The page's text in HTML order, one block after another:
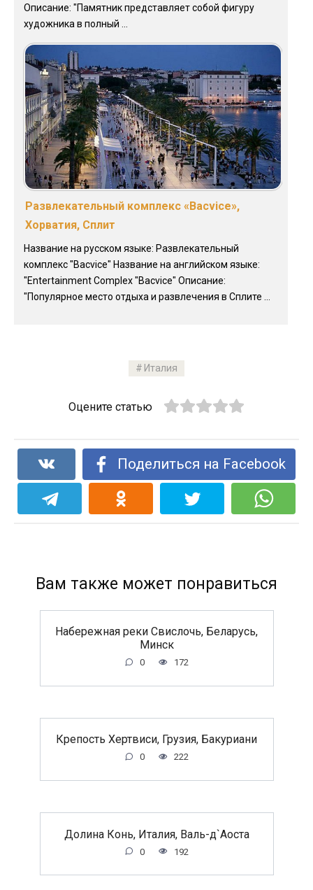
Описание: "Памятник представляет собой фигуру
художника в полный ...
Развлекательный комплекс «Bacvice»,
Хорватия, Сплит
Название на русском языке: Развлекательный
комплекс "Bacvice" Название на английском языке:
"Entertainment Complex "Bacvice" Описание:
"Популярное место отдыха и развлечения в Сплите ...
Италия
Оцените статью
Поделиться на Facebook
Вам также может понравиться
Набережная реки Свислочь, Беларусь,
Минск
0 172
Крепость Хертвиси, Грузия, Бакуриани
0 222
Долина Конь, Италия, Валь-д`Аоста
0 192